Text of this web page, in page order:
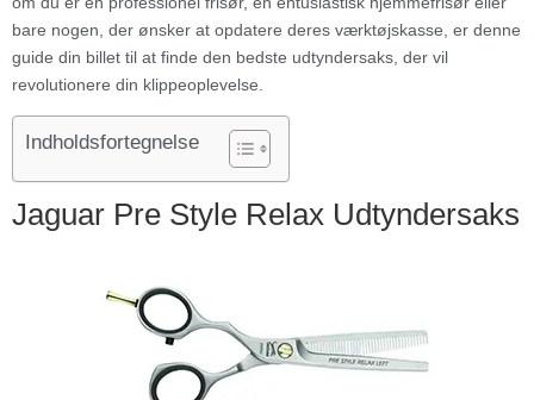
bare nogen, der ønsker at opdatere deres værktøjskasse, er denne
guide din billet til at finde den bedste udtyndersaks, der vil
revolutionere din klippeoplevelse.
Indholdsfortegnelse
Jaguar Pre Style Relax Udtyndersaks